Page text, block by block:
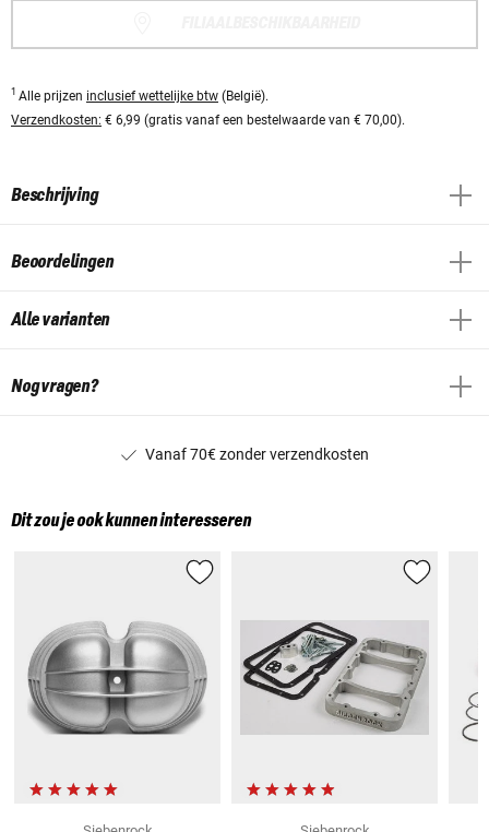
1 Alle prijzen inclusief wettelijke btw (België).
Verzendkosten: € 6,99 (gratis vanaf een bestelwaarde van € 70,00).
Beschrijving
Beoordelingen
Alle varianten
Nog vragen?
Vanaf 70€ zonder verzendkosten
Dit zou je ook kunnen interesseren